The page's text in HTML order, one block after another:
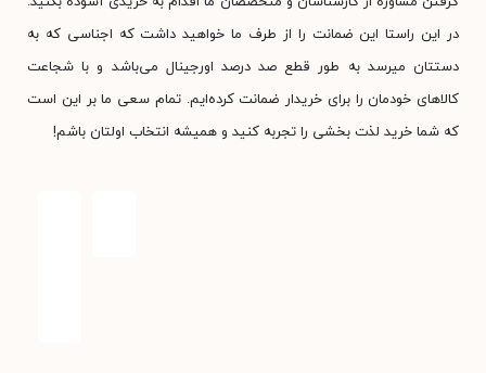
در این راستا این ضمانت را از طرف ما خواهید داشت که اجناسی که به
دستتان میرسد به طور قطع صد درصد اورجینال می‌باشد و با شجاعت
کالاهای خودمان را برای خریدار ضمانت کرده‌ایم. تمام سعی ما بر این است
که شما خرید لذت بخشی را تجربه کنید و همیشه انتخاب اولتان باشم!